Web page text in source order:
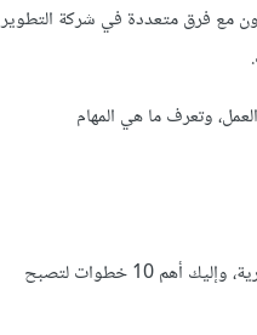
مع فرق متعددة في شركة التطوير
وتعرف ما هي المهام
إذا كنت مهتمًا بتصميم وإنشاء البرامج والتطبيقات فعليك اتباع مجموعة من الخطوات وتعلم مجموعة متنوعة من المهارات الضرورية، وإليك أهم 10 خطوات لتصبح